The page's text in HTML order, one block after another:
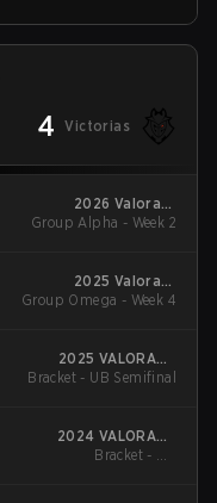
4 Victorias
2026 Valorant
Champions Tour:
Group Alpha - Week 2
2025 Valorant
Champions Tour:
Group Omega - Week 4
2025 VALORANT
Champions Tour:
Bracket - UB Semifinal
2024 VALORANT
Champions
Bracket - UB